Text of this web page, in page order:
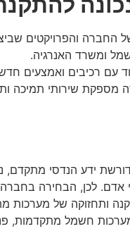
החברה והפרויקטים
ומשרד האנרגיה.
עם רכיבים ואמצעים
מספקת שירותי תמיכה
ידע הנדסי מתקדם,
אדם. לכן, הבחירה
ותחזוקה של מערכות
חשמל מתקדמות, פנו